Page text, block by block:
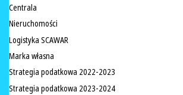
Centrala
Nieruchomości
Logistyka SCAWAR
Marka własna
Strategia podatkowa 2022-2023
Strategia podatkowa 2023-2024